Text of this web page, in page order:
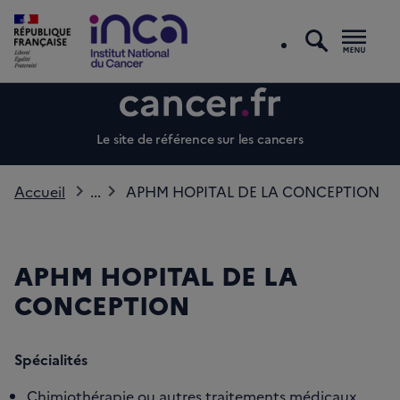
Le site de référence sur les cancers
Accueil ... APHM HOPITAL DE LA CONCEPTION
APHM HOPITAL DE LA
CONCEPTION
Spécialités
Chimiothérapie ou autres traitements médicaux